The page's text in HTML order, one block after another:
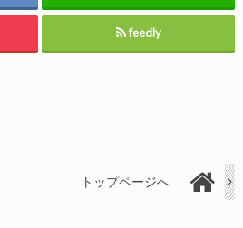
feedly
トップページへ